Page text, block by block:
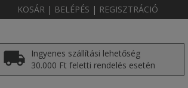
KOSÁR | BELÉPÉS | REGISZTRÁCIÓ
Ingyenes szállítási lehetőség
30.000 Ft feletti rendelés esetén